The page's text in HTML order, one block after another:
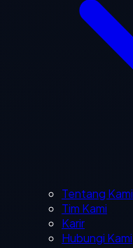
Tentang Kami
Tim Kami
Karir
Hubungi Kami